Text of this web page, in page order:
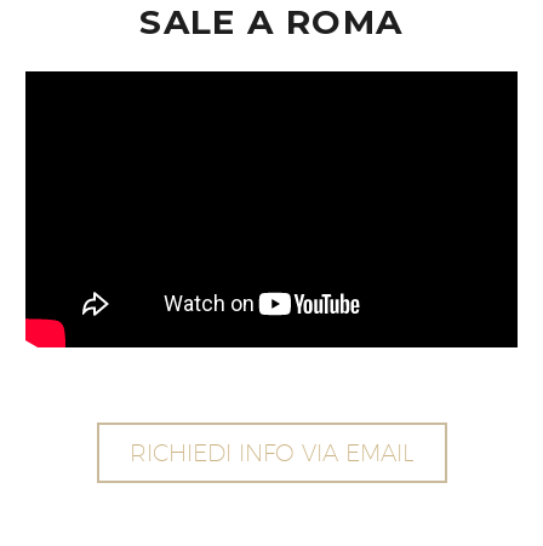
SALE A ROMA
RICHIEDI INFO VIA EMAIL